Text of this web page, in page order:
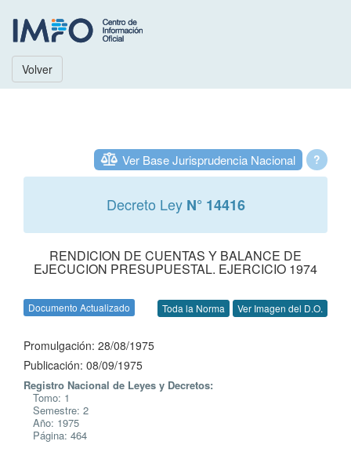
Volver
?
Ver Base Jurisprudencia Nacional
Decreto Ley N° 14416
RENDICION DE CUENTAS Y BALANCE DE
EJECUCION PRESUPUESTAL. EJERCICIO 1974
Documento Actualizado Toda la Norma Ver Imagen del D.O.
Promulgación: 28/08/1975
Publicación: 08/09/1975
Registro Nacional de Leyes y Decretos:
Tomo: 1
Semestre: 2
Año: 1975
Página: 464